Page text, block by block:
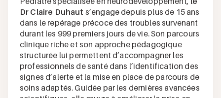
Dr Claire Duhaut s’engage depuis plus de 15 ans
dans le repérage précoce des troubles survenant
durant les 999 premiers jours de vie. Son parcours
clinique riche et son approche pédagogique
structurée lui permettent d’accompagner les
professionnels de santé dans l’identification des
signes d’alerte et la mise en place de parcours de
soins adaptés. Guidée par les dernières avancées